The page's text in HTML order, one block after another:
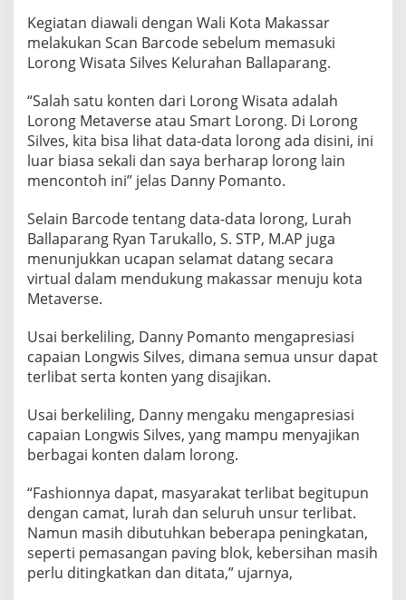
Kegiatan diawali dengan Wali Kota Makassar
melakukan Scan Barcode sebelum memasuki
Lorong Wisata Silves Kelurahan Ballaparang.
“Salah satu konten dari Lorong Wisata adalah
Lorong Metaverse atau Smart Lorong. Di Lorong
Silves, kita bisa lihat data-data lorong ada disini, ini
luar biasa sekali dan saya berharap lorong lain
mencontoh ini” jelas Danny Pomanto.
Selain Barcode tentang data-data lorong, Lurah
Ballaparang Ryan Tarukallo, S. STP, M.AP juga
menunjukkan ucapan selamat datang secara
virtual dalam mendukung makassar menuju kota
Metaverse.
Usai berkeliling, Danny Pomanto mengapresiasi
capaian Longwis Silves, dimana semua unsur dapat
terlibat serta konten yang disajikan.
Usai berkeliling, Danny mengaku mengapresiasi
capaian Longwis Silves, yang mampu menyajikan
berbagai konten dalam lorong.
“Fashionnya dapat, masyarakat terlibat begitupun
dengan camat, lurah dan seluruh unsur terlibat.
Namun masih dibutuhkan beberapa peningkatan,
seperti pemasangan paving blok, kebersihan masih
perlu ditingkatkan dan ditata,” ujarnya,